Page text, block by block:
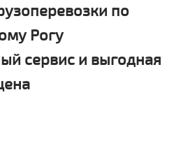
по
Рогу
сервис и выгодная